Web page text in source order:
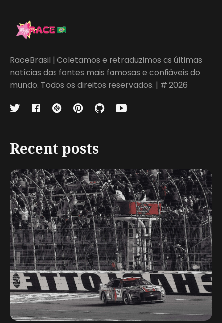
RaceBrasil | Coletamos e retraduzimos as últimas
notícias das fontes mais famosas e confiáveis do
mundo. Todos os direitos reservados. | # 2026
Recent posts